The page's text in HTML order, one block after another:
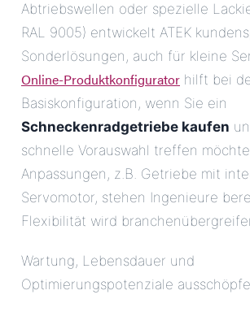
Abtriebswellen oder spezielle
RAL 9005) entwickelt ATEK
Sonderlösungen, auch für kleine
Online-Produktkonfigurator hilft bei
Basiskonfiguration, wenn Sie ein
Schneckenradgetriebe kaufen
schnelle Vorauswahl treffen
Anpassungen, z.B. Getriebe mit
Servomotor, stehen Ingenieure
Flexibilität wird
Wartung, Lebensdauer und
Optimierungspotenziale